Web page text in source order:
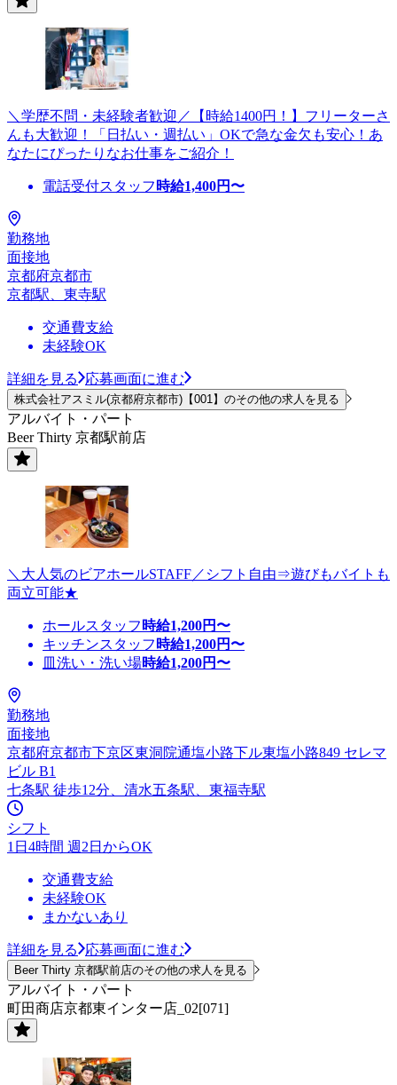
＼学歴不問・未経験者歓迎／【時給1400円！】フリーターさ
んも大歓迎！「日払い・週払い」OKで急な金欠も安心！あ
なたにぴったりなお仕事をご紹介！
電話受付スタッフ 時給1,400円〜
勤務地
面接地
京都府京都市
京都駅、東寺駅
交通費支給
未経験OK
詳細を見る 応募画面に進む
株式会社アスミル(京都府京都市)【001】のその他の求人を見る
アルバイト・パート
Beer Thirty 京都駅前店
＼大人気のビアホールSTAFF／シフト自由⇒遊びもバイトも
両立可能★
ホールスタッフ 時給1,200円〜
キッチンスタッフ 時給1,200円〜
皿洗い・洗い場時給1,200円〜
勤務地
面接地
京都府京都市下京区東洞院通塩小路下ル東塩小路849 セレマ
ビル B1
七条駅 徒歩12分、清水五条駅、東福寺駅
シフト
1日4時間 週2日からOK
交通費支給
未経験OK
まかないあり
詳細を見る 応募画面に進む
Beer Thirty 京都駅前店のその他の求人を見る
アルバイト・パート
町田商店京都東インター店_02[071]